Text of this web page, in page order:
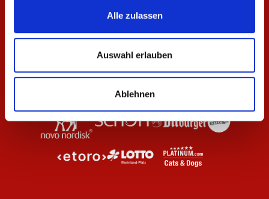
Alle zulassen
Auswahl erlauben
Ablehnen